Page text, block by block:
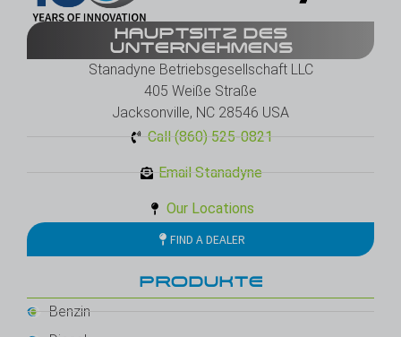
HAUPTSITZ DES
UNTERNEHMENS
Stanadyne Betriebsgesellschaft LLC
405 Weiße Straße
Jacksonville, NC 28546 USA
Call (860) 525-0821
Email Stanadyne
Our Locations
FIND A DEALER
PRODUKTE
Benzin